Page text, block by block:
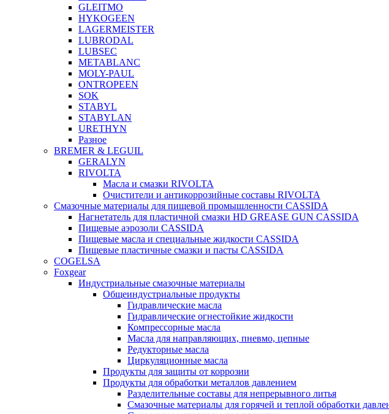
GLEITMO
HYKOGEEN
LAGERMEISTER
LUBRODAL
LUBSEC
METABLANC
MOLY-PAUL
ONTROPEEN
SOK
STABYL
STABYLAN
URETHYN
Разное
BREMER & LEGUIL
GERALYN
RIVOLTA
Масла и смазки RIVOLTA
Очистители и антикоррозийные составы RIVOLTA
Смазочные материалы для пищевой промышленности CASSIDA
Нагнетатель для пластичной смазки HD GREASE GUN CASSIDA
Пищевые аэрозоли CASSIDA
Пищевые масла и специальные жидкости CASSIDA
Пищевые пластичные смазки и пасты CASSIDA
COGELSA
Foxgear
Индустриальные смазочные материалы
Общеиндустриальные продукты
Гидравлические масла
Гидравлические огнестойкие жидкости
Компрессорные масла
Масла для направляющих, пневмо, цепные
Редукторные масла
Циркуляционные масла
Продукты для защиты от коррозии
Продукты для обработки металлов давлением
Разделительные составы для непрерывного литья
Смазочные материалы для горячей и теплой обработки